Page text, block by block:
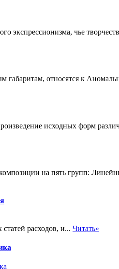
экспрессионизма, чье
относятся к
исходных форм
на пять групп:
расходов, и... Читать»